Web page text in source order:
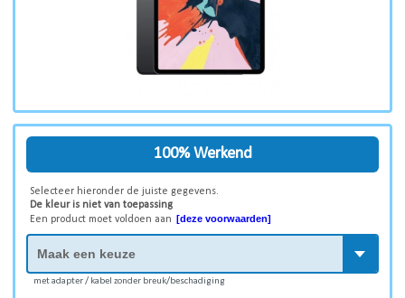
100% Werkend
Selecteer hieronder de juiste gegevens.
De kleur is niet van toepassing
Een product moet voldoen aan [deze voorwaarden]
met adapter / kabel zonder breuk/beschadiging